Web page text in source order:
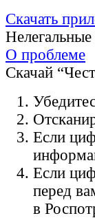
Скачать
О проблеме
Скачай
Если
Если
перед
в